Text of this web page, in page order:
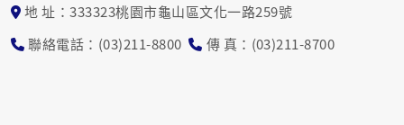
地 址：333323桃園市龜山區文化一路259號
聯絡電話：(03)211-8800
傳 真：(03)211-8700